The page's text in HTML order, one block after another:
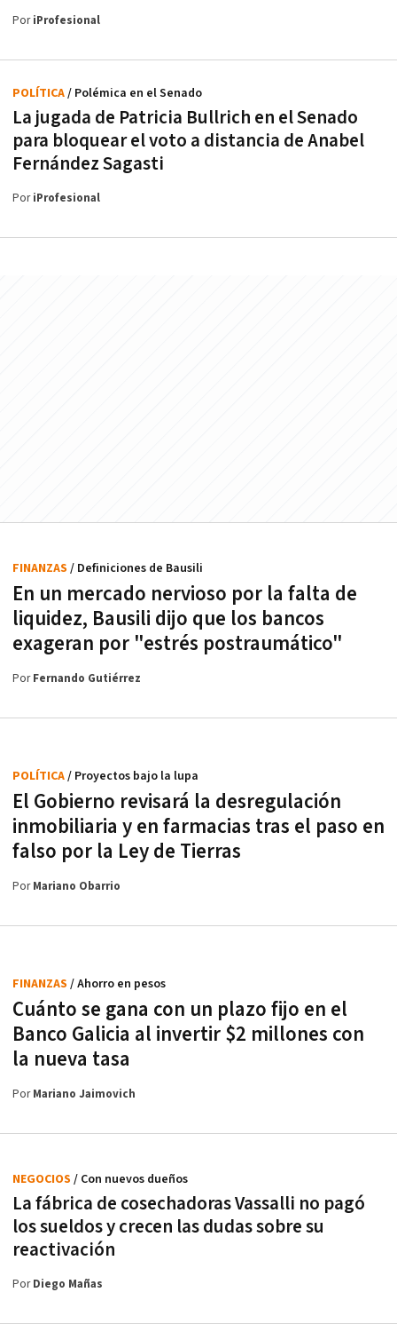
PoriProfesional
La jugada de Patricia Bullrich en el Senado
para bloquear el voto a distancia de Anabel
Fernández Sagasti
POLÍTICA/ Polémica en el Senado
PoriProfesional
En un mercado nervioso por la falta de
liquidez, Bausili dijo que los bancos
exageran por "estrés postraumático"
FINANZAS / Definiciones de Bausili
PorFernando Gutiérrez
El Gobierno revisará la desregulación
inmobiliaria y en farmacias tras el paso en
falso por la Ley de Tierras
POLÍTICA/ Proyectos bajo la lupa
PorMariano Obarrio
Cuánto se gana con un plazo fijo en el
Banco Galicia al invertir $2 millones con
la nueva tasa
FINANZAS / Ahorro en pesos
PorMariano Jaimovich
La fábrica de cosechadoras Vassalli no pagó
los sueldos y crecen las dudas sobre su
reactivación
NEGOCIOS / Con nuevos dueños
PorDiego Mañas